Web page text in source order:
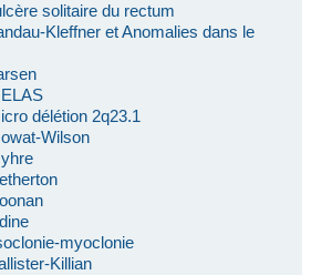
solitaire du rectum
Kleffner et Anomalies dans le
délétion 2q23.1
Wilson
myoclonie
Killian